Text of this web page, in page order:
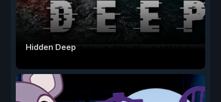
Hidden Deep